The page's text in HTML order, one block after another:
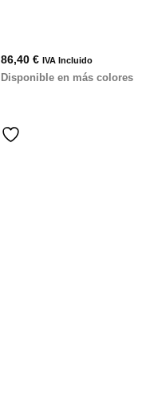
86,40 € IVA Incluido
Disponible en más colores